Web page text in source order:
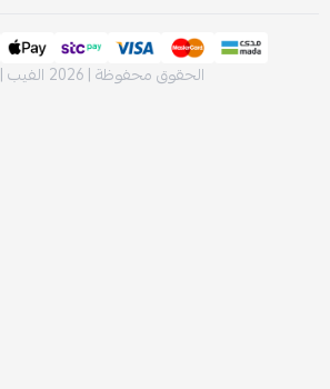
الحقوق محفوظة | 2026 الفيب || VAPE